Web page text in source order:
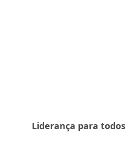
Liderança para todos